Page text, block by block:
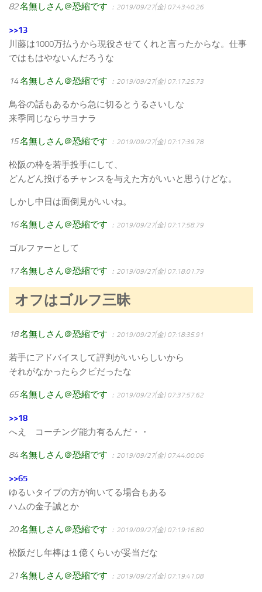
82名無しさん＠恐縮です ：2019/09/27(金) 07:43:40.26
>>13
川藤は1000万払うから現役させてくれと言ったからな。仕事
ではもはやないんだろうな
14名無しさん＠恐縮です ：2019/09/27(金) 07:17:25.73
鳥谷の話もあるから急に切るとうるさいしな
来季同じならサヨナラ
15名無しさん＠恐縮です ：2019/09/27(金) 07:17:39.78
松阪の枠を若手投手にして、
どんどん投げるチャンスを与えた方がいいと思うけどな。
しかし中日は面倒見がいいね。
16名無しさん＠恐縮です ：2019/09/27(金) 07:17:58.79
ゴルファーとして
17名無しさん＠恐縮です ：2019/09/27(金) 07:18:01.79
オフはゴルフ三昧
18名無しさん＠恐縮です ：2019/09/27(金) 07:18:35.91
若手にアドバイスして評判がいいらしいから
それがなかったらクビだったな
65名無しさん＠恐縮です ：2019/09/27(金) 07:37:57.62
>>18
へえ コーチング能力有るんだ・・
84名無しさん＠恐縮です ：2019/09/27(金) 07:44:00.06
>>65
ゆるいタイプの方が向いてる場合もある
ハムの金子誠とか
20名無しさん＠恐縮です ：2019/09/27(金) 07:19:16.80
松阪だし年棒は１億くらいが妥当だな
21名無しさん＠恐縮です ：2019/09/27(金) 07:19:41.08